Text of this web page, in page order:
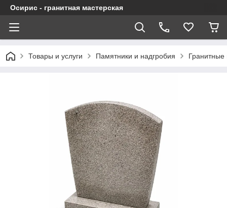
Осирис - гранитная мастерская
Товары и услуги Памятники и надгробия